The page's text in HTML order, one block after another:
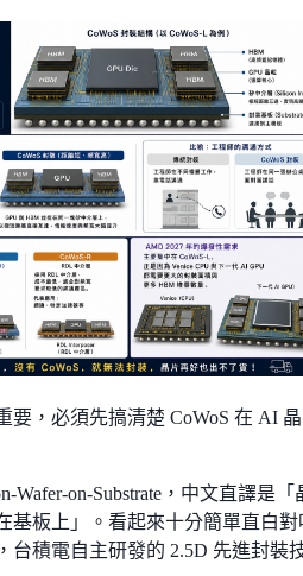
要，必須先搞清楚 CoWoS 在 AI
Wafer-on-Substrate，中文直譯是「
基板上」。看起來十分簡單直白對
台積電自主研發的 2.5D 先進封裝